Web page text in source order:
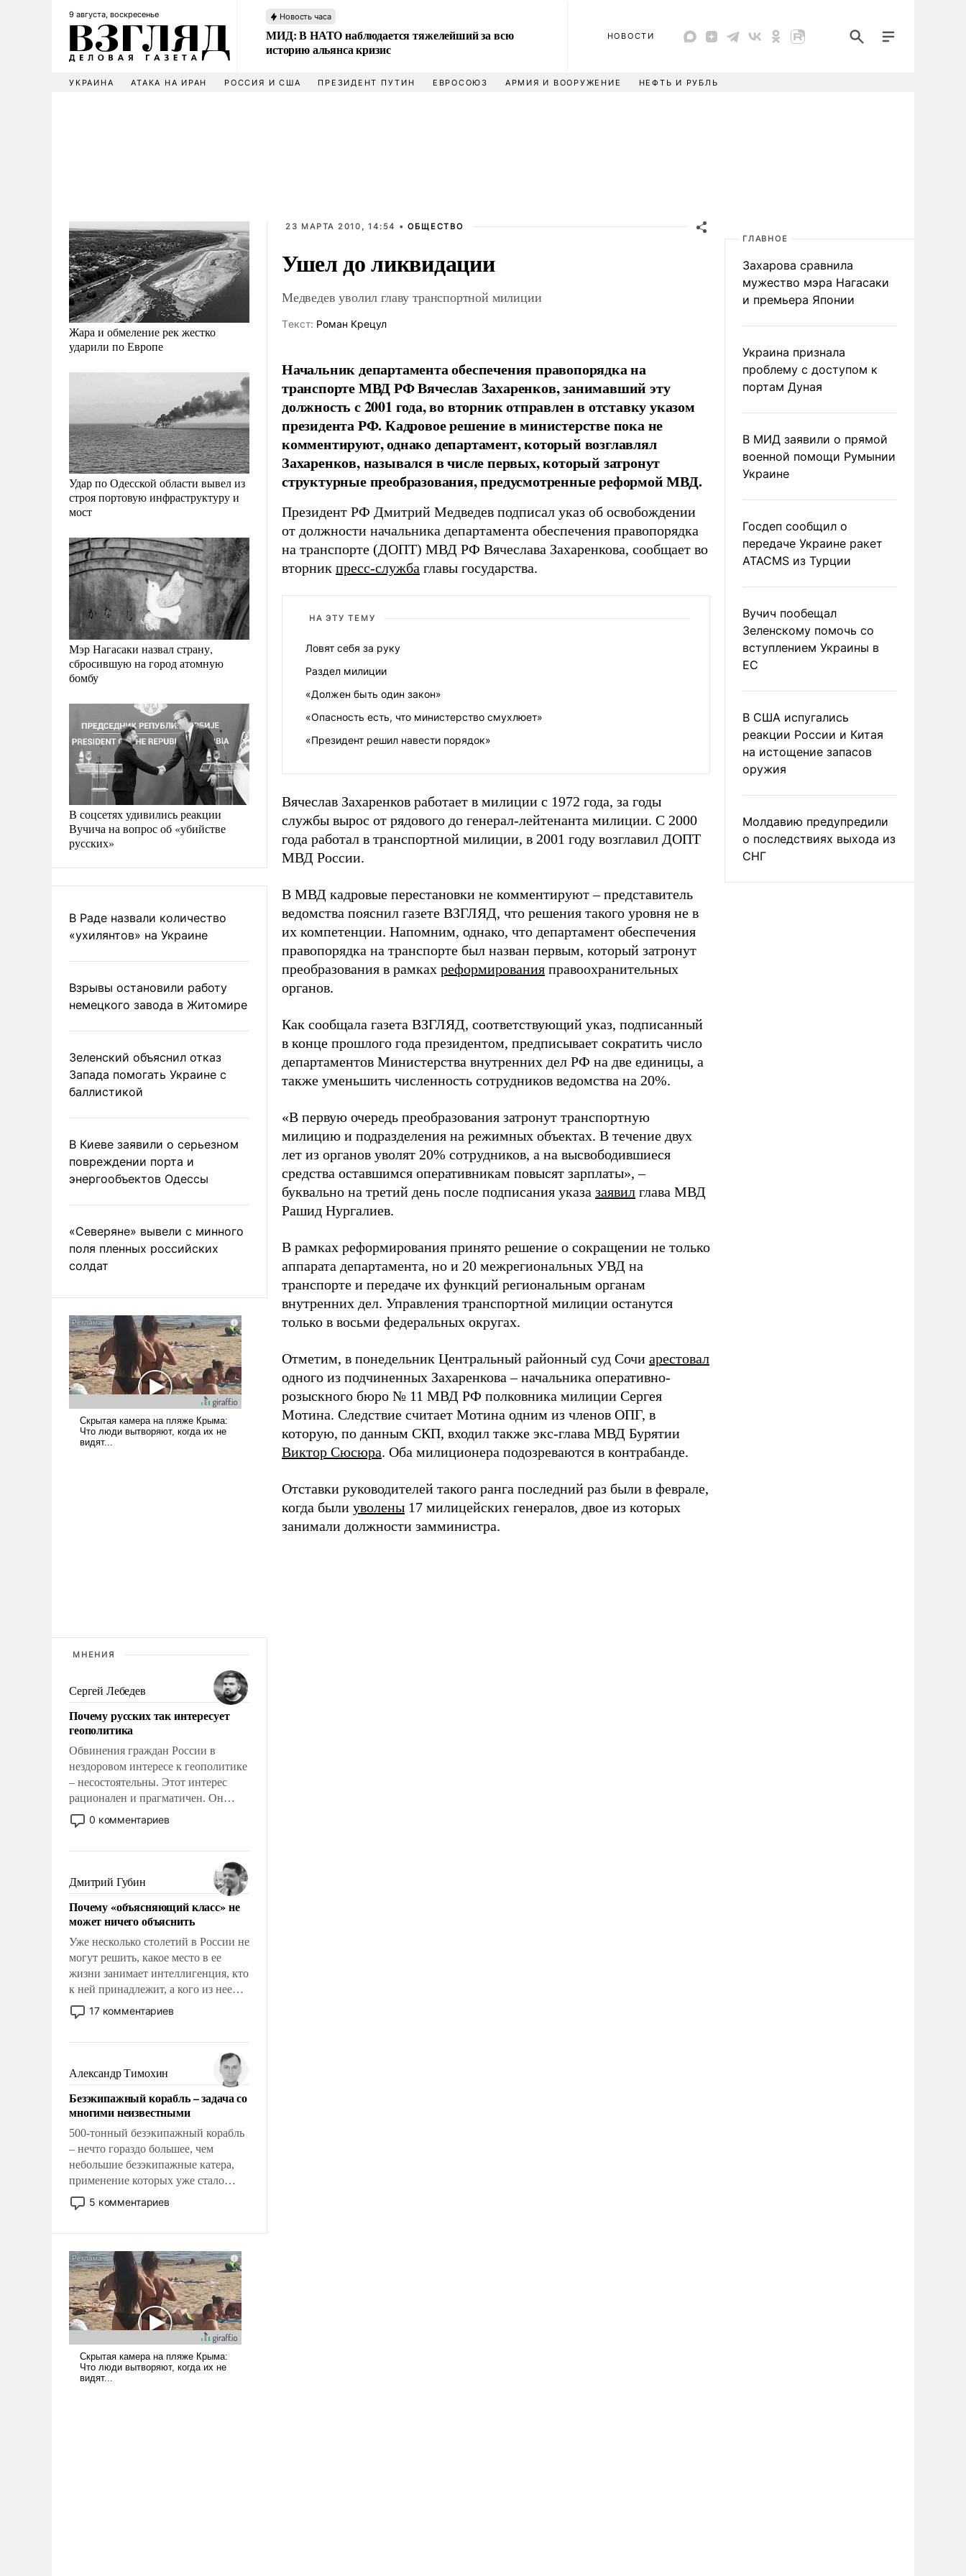
9 августа, воскресенье Новость часа
МИД: В НАТО наблюдается тяжелейший за всю
историю альянса кризис
НОВОСТИ
УКРАИНА АТАКА НА ИРАН РОССИЯ И США ПРЕЗИДЕНТ ПУТИН ЕВРОСОЮЗ АРМИЯ И ВООРУЖЕНИЕ НЕФТЬ И РУБЛЬ
Жара и обмеление рек жестко
ударили по Европе
Удар по Одесской области вывел из
строя портовую инфраструктуру и
мост
Мэр Нагасаки назвал страну,
сбросившую на город атомную
бомбу
В соцсетях удивились реакции
Вучича на вопрос об «убийстве
русских»
В Раде назвали количество
«ухилянтов» на Украине
Взрывы остановили работу
немецкого завода в Житомире
Зеленский объяснил отказ
Запада помогать Украине с
баллистикой
В Киеве заявили о серьезном
повреждении порта и
энергообъектов Одессы
«Северяне» вывели с минного
поля пленных российских
солдат
МНЕНИЯ
Сергей Лебедев
Почему русских так интересует
геополитика
Обвинения граждан России в
нездоровом интересе к геополитике
– несостоятельны. Этот интерес
рационален и прагматичен. Он
обусловлен тысячелетним опытом
выживания в крайне непростых
знанием, что мировая политика
имеет свойство заявляться на порог
нашего дома.
0 комментариев
Дмитрий Губин
Почему «объясняющий класс» не
может ничего объяснить
Уже несколько столетий в России не
могут решить, какое место в ее
жизни занимает интеллигенция, кто
к ней принадлежит, а кого из нее
исключили с правом
восстановления и без оного. И чем
казалось, что эти вопросы решены
раз и навсегда, но – нет, не решены.
17 комментариев
Александр Тимохин
Безэкипажный корабль – задача со
многими неизвестными
500-тонный безэкипажный корабль
– нечто гораздо большее, чем
небольшие безэкипажные катера,
применение которых уже стало
обыденностью. Задача по созданию
такого корабля очень сложна и
наши боевые возможности.
5 комментариев
23 МАРТА 2010, 14:54 •ОБЩЕСТВО
Ушел до ликвидации
Медведев уволил главу транспортной милиции
Tекст: Роман Крецул
Начальник департамента обеспечения правопорядка на
транспорте МВД РФ Вячеслав Захаренков, занимавший эту
должность с 2001 года, во вторник отправлен в отставку указом
президента РФ. Кадровое решение в министерстве пока не
комментируют, однако департамент, который возглавлял
Захаренков, назывался в числе первых, который затронут
структурные преобразования, предусмотренные реформой МВД.
Президент РФ Дмитрий Медведев подписал указ об освобождении
от должности начальника департамента обеспечения правопорядка
на транспорте (ДОПТ) МВД РФ Вячеслава Захаренкова, сообщает во
вторник пресс-служба главы государства.
НА ЭТУ ТЕМУ
Ловят себя за руку
Раздел милиции
«Должен быть один закон»
«Опасность есть, что министерство смухлюет»
«Президент решил навести порядок»
Вячеслав Захаренков работает в милиции с 1972 года, за годы
службы вырос от рядового до генерал-лейтенанта милиции. С 2000
года работал в транспортной милиции, в 2001 году возглавил ДОПТ
МВД России.
В МВД кадровые перестановки не комментируют – представитель
ведомства пояснил газете ВЗГЛЯД, что решения такого уровня не в
их компетенции. Напомним, однако, что департамент обеспечения
правопорядка на транспорте был назван первым, который затронут
преобразования в рамках реформирования правоохранительных
органов.
Как сообщала газета ВЗГЛЯД, соответствующий указ, подписанный
в конце прошлого года президентом, предписывает сократить число
департаментов Министерства внутренних дел РФ на две единицы, а
также уменьшить численность сотрудников ведомства на 20%.
«В первую очередь преобразования затронут транспортную
милицию и подразделения на режимных объектах. В течение двух
лет из органов уволят 20% сотрудников, а на высвободившиеся
средства оставшимся оперативникам повысят зарплаты», –
буквально на третий день после подписания указа заявил глава МВД
Рашид Нургалиев.
В рамках реформирования принято решение о сокращении не только
аппарата департамента, но и 20 межрегиональных УВД на
транспорте и передаче их функций региональным органам
внутренних дел. Управления транспортной милиции останутся
только в восьми федеральных округах.
Отметим, в понедельник Центральный районный суд Сочи арестовал
одного из подчиненных Захаренкова – начальника оперативно-
розыскного бюро № 11 МВД РФ полковника милиции Сергея
Мотина. Следствие считает Мотина одним из членов ОПГ, в
которую, по данным СКП, входил также экс-глава МВД Бурятии
Виктор Сюсюра. Оба милиционера подозреваются в контрабанде.
Отставки руководителей такого ранга последний раз были в феврале,
когда были уволены 17 милицейских генералов, двое из которых
занимали должности замминистра.
ГЛАВНОЕ
Захарова сравнила
мужество мэра Нагасаки
и премьера Японии
Украина признала
проблему с доступом к
портам Дуная
В МИД заявили о прямой
военной помощи Румынии
Украине
Госдеп сообщил о
передаче Украине ракет
ATACMS из Турции
Вучич пообещал
Зеленскому помочь со
вступлением Украины в
ЕС
В США испугались
реакции России и Китая
на истощение запасов
оружия
Молдавию предупредили
о последствиях выхода из
СНГ